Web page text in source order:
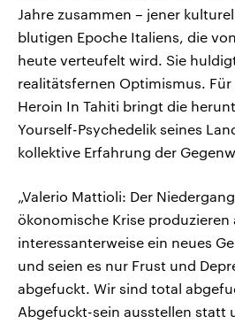
Jahre zusammen – jener
blutigen Epoche Italiens, die
heute verteufelt wird. Sie
realitätsfernen Optimismus.
Heroin In Tahiti bringt die
Yourself-Psychedelik seines
kollektive Erfahrung der
„Valerio Mattioli: Der
ökonomische Krise produzieren
interessanterweise ein neues
und seien es nur Frust und
abgefuckt. Wir sind total
Abgefuckt-sein ausstellen statt